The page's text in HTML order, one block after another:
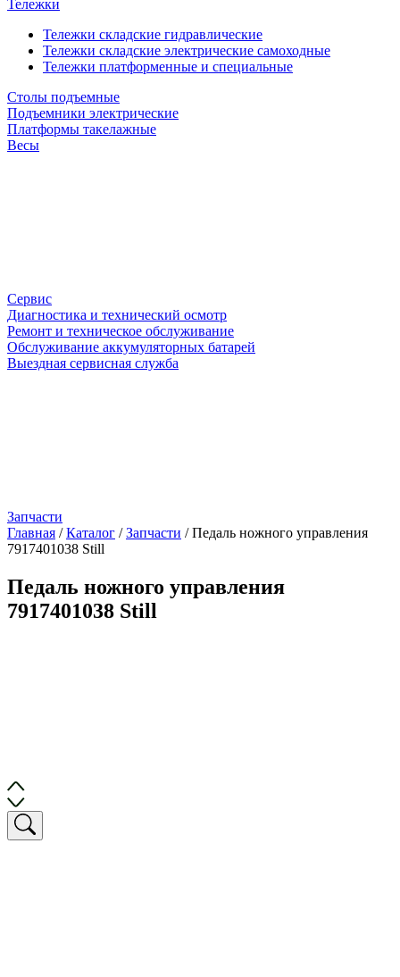
Тележки
Тележки складские гидравлические
Тележки складские электрические самоходные
Тележки платформенные и специальные
Столы подъемные
Подъемники электрические
Платформы такелажные
Весы
Сервис
Диагностика и технический осмотр
Ремонт и техническое обслуживание
Обслуживание аккумуляторных батарей
Выездная сервисная служба
Запчасти
Главная /Каталог /Запчасти /Педаль ножного управления
7917401038 Still
Педаль ножного управления
7917401038 Still